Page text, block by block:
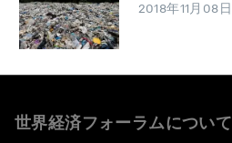
2018年11月08日
世界経済フォーラムについて